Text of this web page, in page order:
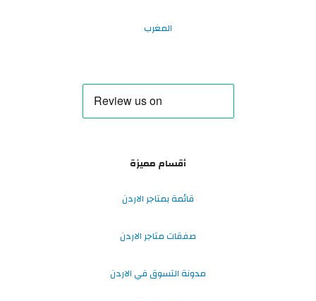
المغرب
أقسام مميزة
قائمة بمتاجر الاردن
صفقات متاجر الاردن
مدونة التسوق في الاردن